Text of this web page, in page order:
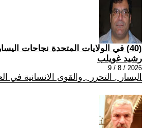
(40) في الولايات المتحدة نجاحات اليساريين تتواصل
رشيد غويلب
2026 / 8 / 9
اليسار , التحرر , والقوى الانسانية في